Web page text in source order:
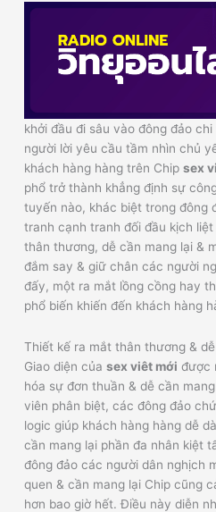
khởi đầu đi sâu vào đông đảo
người lời yêu cầu tầm nhìn chủ
khách hàng hàng trên Chipsex
phổ trở thành khẳng định sự
tuyến nào, khác biệt trong đông
tranh cạnh tranh đối đầu kịch
thân thương, dễ cần mang lại &
đắm say & giữ chân các người
đấy, một ra mắt lồng cồng hay
phổ biến khiến đến khách hàng
Thiết kế ra mắt thân thương &
Giao diện củasex viêt mới được
hóa sự đơn thuần & dễ cần
viên phân biệt, các đông đảo
logic giúp khách hàng hàng dễ
cần mang lại phần đa nhân kiệt
đông đảo các người dân nghịch
quen & cần mang lại Chip cũng
hơn bao giờ hết. Điều này diễn